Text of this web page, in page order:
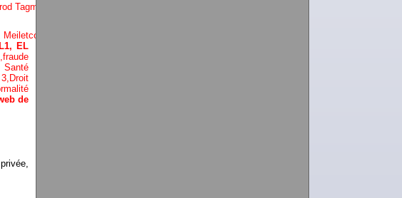
Tagmeilleuravocimmo,
Meiletcomptableparis,
EL
,fraude
Droit
de